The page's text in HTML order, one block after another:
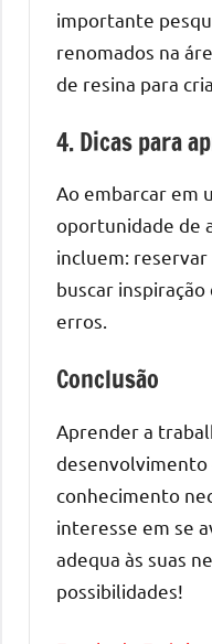
importante
renomados na
de resina para
4. Dicas para
Ao embarcar em
oportunidade de
incluem:
buscar
erros.
Conclusão
Aprender a
desenvolvimento
conhecimento
interesse em se
adequa às suas
possibilidades!